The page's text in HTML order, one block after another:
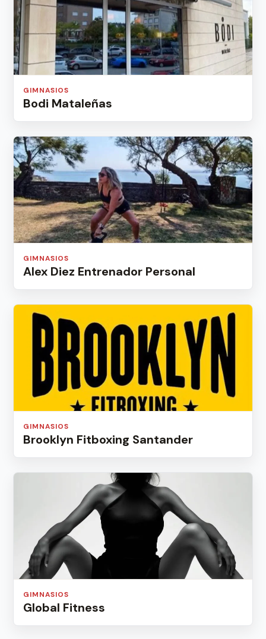
GIMNASIOS
Bodi Mataleñas
GIMNASIOS
Alex Diez Entrenador Personal
GIMNASIOS
Brooklyn Fitboxing Santander
GIMNASIOS
Global Fitness